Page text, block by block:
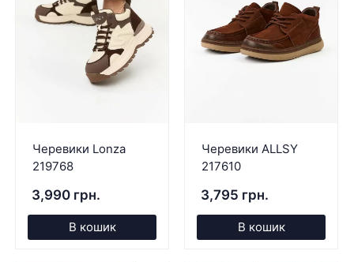
Черевики Lonza
219768
3,990 грн.
В кошик
Черевики ALLSY
217610
3,795 грн.
В кошик